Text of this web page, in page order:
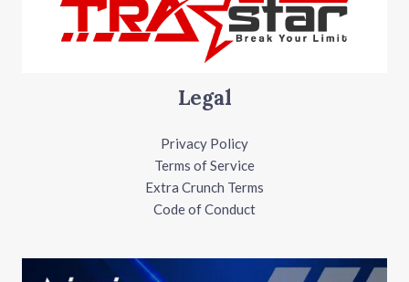
Legal
Privacy Policy
Terms of Service
Extra Crunch Terms
Code of Conduct